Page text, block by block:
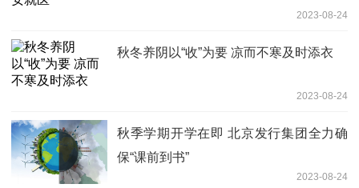
2023-08-24
秋冬养阴以“收”为要 凉而不寒及时添衣
2023-08-24
秋季学期开学在即 北京发行集团全力确
保“课前到书”
2023-08-24